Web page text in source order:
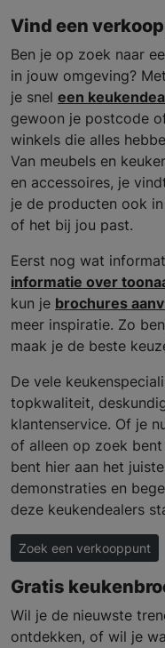
Vind een
Ben je op zoek naar
in jouw omgeving?
je snel een
gewoon je postcode
winkels die alles
Van meubels en
en accessoires, je
je de producten ook
of het bij jou past.
Eerst nog wat
informatie over
kun je brochures
meer inspiratie. Zo
maak je de beste
De vele
topkwaliteit,
klantenservice. Of je
of alleen op zoek
bent hier aan het
demonstraties en
deze keukendealers
Zoek een verkooppunt
Gratis
Wil je de nieuwste
ontdekken, of wil je